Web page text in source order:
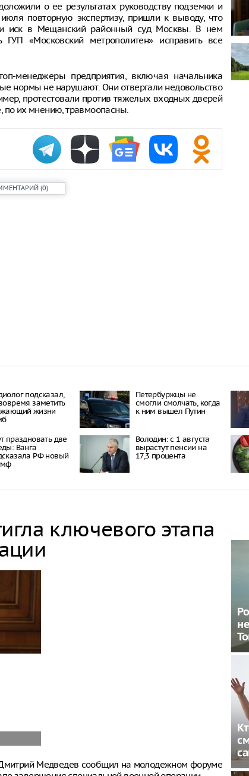
о ее результатах руководству подземки и
повторную экспертизу, пришли к выводу, что
иск в Мещанский районный суд Москвы. В нем
«Московский метрополитен» исправить все
менеджеры предприятия, включая начальника
нормы не нарушают. Они отвергали недовольство
протестовали против тяжелых входных дверей
по их мнению, травмоопасны.
(0)
В
В
подсказал,
заметить
жизни
Петербуржцы не
смогли смолчать, когда
к ним вышел Путин
праздновать две
Ванга
РФ новый
Володин: с 1 августа
вырастут пенсии на
17,3 процента
ключевого этапа
Дмитрий Медведев сообщил на молодежном форуме